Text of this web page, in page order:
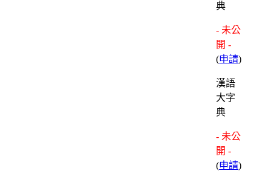
典
- 未公
開 -
(申請)
漢語
大字
典
- 未公
開 -
(申請)